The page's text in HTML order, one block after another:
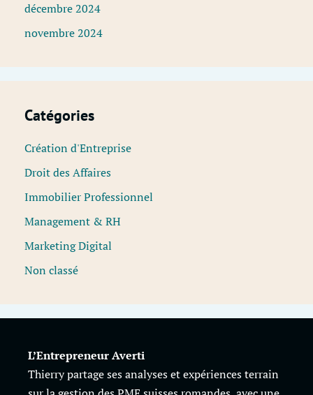
décembre 2024
novembre 2024
Catégories
Création d'Entreprise
Droit des Affaires
Immobilier Professionnel
Management & RH
Marketing Digital
Non classé
L’Entrepreneur Averti
Thierry partage ses analyses et expériences terrain